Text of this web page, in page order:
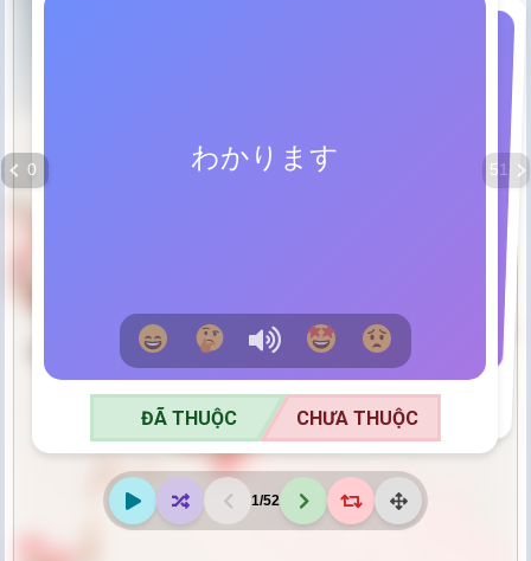
わかります
hiểu, nắm được
ĐÃ THUỘC CHƯA THUỘC
あります
có (sở hữu)
ĐÃ THUỘC CHƯA THUỘC
1/52
0 51